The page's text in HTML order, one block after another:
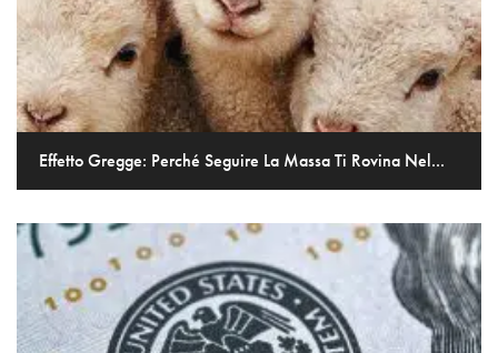
Effetto Gregge: Perché Seguire La Massa Ti Rovina Nel...